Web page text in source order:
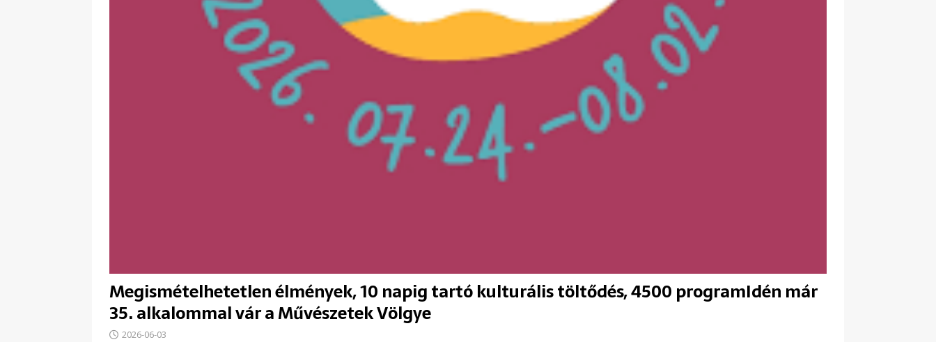
Megismételhetetlen élmények, 10 napig tartó kulturális töltődés, 4500 programIdén már
35. alkalommal vár a Művészetek Völgye
2026-06-03